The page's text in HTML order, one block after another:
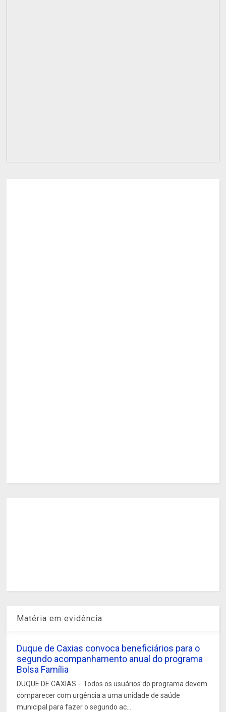
Matéria em evidência
Duque de Caxias convoca beneficiários para o
segundo acompanhamento anual do programa
Bolsa Família
DUQUE DE CAXIAS - Todos os usuários do programa devem
comparecer com urgência a uma unidade de saúde
municipal para fazer o segundo ac...